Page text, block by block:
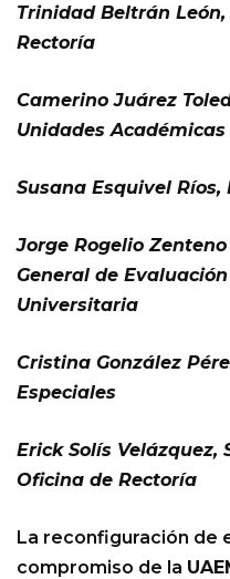
Trinidad Beltrán
Rectoría
Camerino Juárez
Unidades
Susana Esquivel Ríos,
Jorge Rogelio
General de
Universitaria
Cristina González
Especiales
Erick Solís
Oficina de Rectoría
La reconfiguración de
compromiso de la